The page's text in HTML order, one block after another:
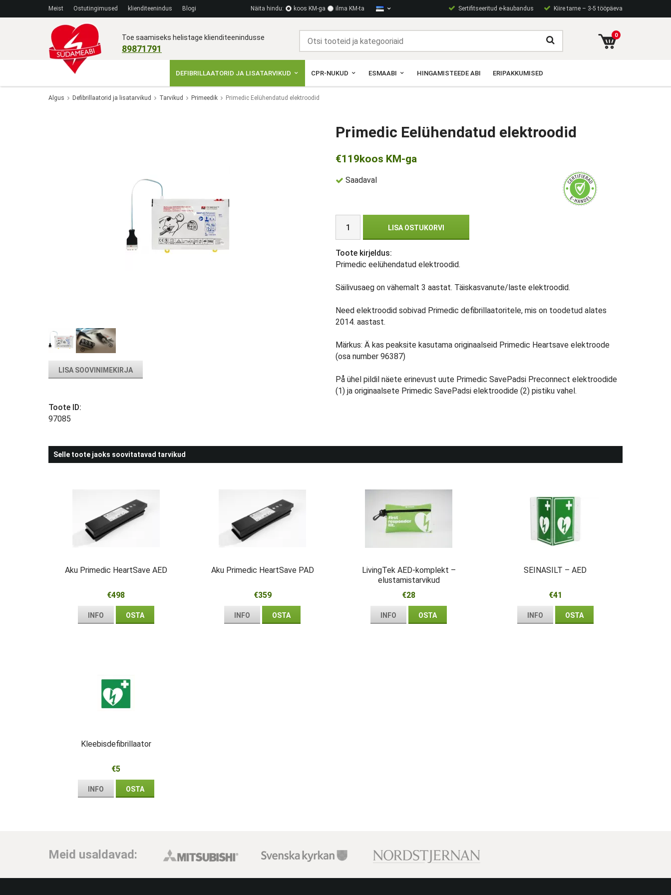
Meist Ostutingimused klienditeenindus Blogi Sertifitseeritud e-kaubandus Kiire tarne – 3-5 tööpäeva
Näita hindu: koos KM-ga ilma KM-ta
0
Toe saamiseks helistage klienditeenindusse
89871791
DEFIBRILLAATORID JA LISATARVIKUD CPR-NUKUD ESMAABI HINGAMISTEEDE ABI ERIPAKKUMISED
Algus Defibrillaatorid ja lisatarvikud Tarvikud Primeedik Primedic Eelühendatud elektroodid
Primedic Eelühendatud elektroodid
€119koos KM-ga
Saadaval
LISA OSTUKORVI
Toote kirjeldus:
Primedic eelühendatud elektroodid.
Säilivusaeg on vähemalt 3 aastat. Täiskasvanute/laste elektroodid.
Need elektroodid sobivad Primedic defibrillaatoritele, mis on toodetud alates
2014. aastast.
Märkus: Ä kas peaksite kasutama originaalseid Primedic Heartsave elektroode
(osa number 96387)
På ühel pildil näete erinevust uute Primedic SavePadsi Preconnect elektroodide
(1) ja originaalsete Primedic SavePadsi elektroodide (2) pistiku vahel.
LISA SOOVINIMEKIRJA
Toote ID:
97085
Selle toote jaoks soovitatavad tarvikud
Aku Primedic HeartSave AED
€498
INFO OSTA
Aku Primedic HeartSave PAD
€359
INFO OSTA
LivingTek AED-komplekt –
elustamistarvikud
esmareageerijale
€28
INFO OSTA
SEINASILT – AED
€41
INFO OSTA
Kleebisdefibrillaator
€5
INFO OSTA
Meid usaldavad: